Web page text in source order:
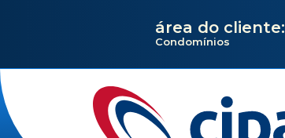
área do cliente:
Condomínios